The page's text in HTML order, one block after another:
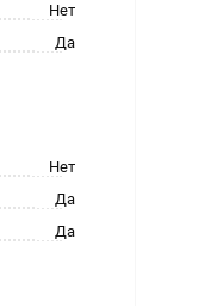
Нет
Да
Нет
Да
Да